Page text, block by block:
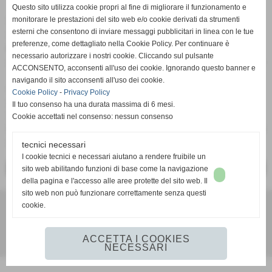
Weekend importantissimo per l'Acd Guidonia. La Prima
Squadra di misterFrancesco Mazzaranigiocherà contro il
Città di Fianoin una sfida tra prima e seconda della
classifica del girone D diPrima Categoria. Entrambe hanno
7 punti, entrambe hanno pareggiato l'ultima gara. Chi vince
sale in vetta in solitaria e si lascia il vuoto alle sue spalle
già alla quarta giornata di campionato. Città di Fiano-
Guidonia si giocherà alVecchio Comunale
ore 11, venite numerosi!
<< PRECEDENTE SUCCESSIVO >>
Acd Guidonia - via Adorno Camarotta 12, Guidonia (Rm) - Cap
Realizzazione siti web www.sitoper.it
Questo sito utilizza cookie propri al fine di migliorare il funzionamento e
monitorare le prestazioni del sito web e/o cookie derivati da strumenti
esterni che consentono di inviare messaggi pubblicitari in linea con le tue
preferenze, come dettagliato nella Cookie Policy. Per continuare è
necessario autorizzare i nostri cookie. Cliccando sul pulsante
ACCONSENTO, acconsenti all'uso dei cookie. Ignorando questo banner e
navigando il sito acconsenti all'uso dei cookie.
Cookie Policy - Privacy Policy
Il tuo consenso ha una durata massima di 6 mesi.
Cookie accettati nel consenso: nessun consenso
tecnici necessari
I cookie tecnici e necessari aiutano a rendere fruibile un
sito web abilitando funzioni di base come la navigazione
della pagina e l'accesso alle aree protette del sito web. Il
sito web non può funzionare correttamente senza questi
cookie.
ACCETTA I COOKIES
NECESSARI